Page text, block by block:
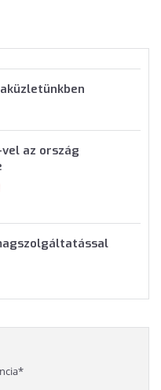
az ország